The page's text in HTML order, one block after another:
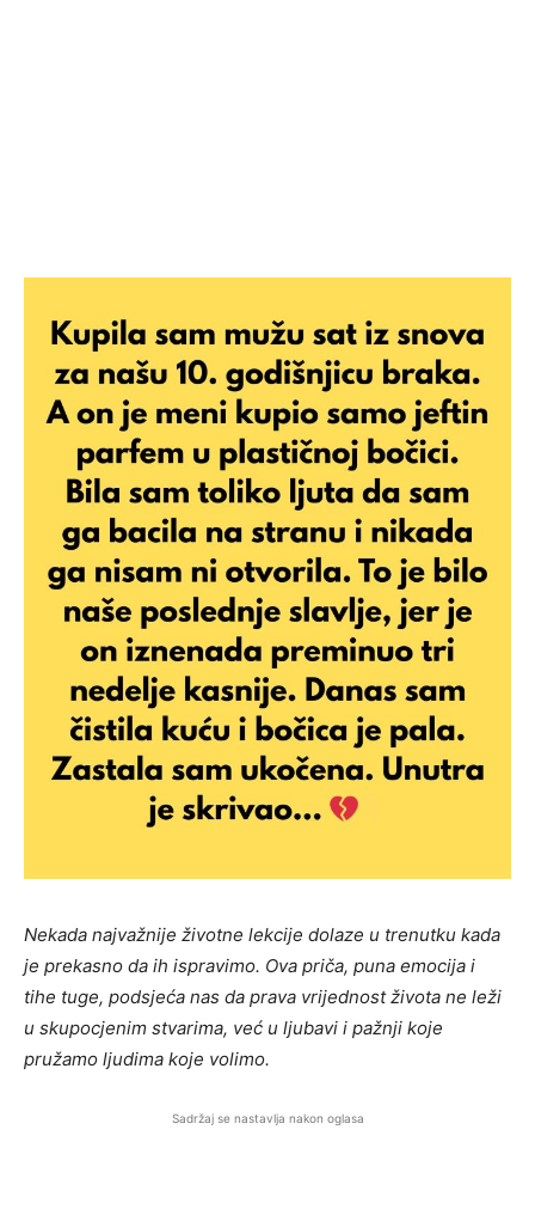
Nekada najvažnije životne lekcije dolaze u trenutku kada
je prekasno da ih ispravimo. Ova priča, puna emocija i
tihe tuge, podsjeća nas da prava vrijednost života ne leži
u skupocjenim stvarima, već u ljubavi i pažnji koje
pružamo ljudima koje volimo.
Sadržaj se nastavlja nakon oglasa